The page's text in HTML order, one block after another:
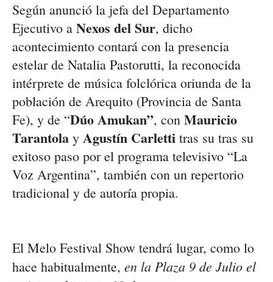
Según anunció la jefa del Departamento
Ejecutivo a Nexos del Sur, dicho
acontecimiento contará con la presencia
estelar de Natalia Pastorutti, la reconocida
intérprete de música folclórica oriunda de la
población de Arequito (Provincia de Santa
Fe), y de “Dúo Amukan”, con Mauricio
Tarantola y Agustín Carletti tras su tras su
exitoso paso por el programa televisivo “La
Voz Argentina”, también con un repertorio
tradicional y de autoría propia.
El Melo Festival Show tendrá lugar, como lo
hace habitualmente, en la Plaza 9 de Julio el